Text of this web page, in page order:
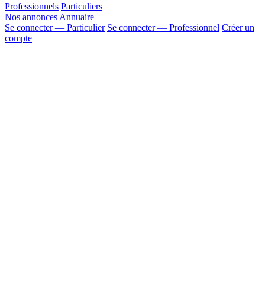
Professionnels Particuliers
Nos annonces Annuaire
Se connecter — Particulier Se connecter — Professionnel Créer un
compte